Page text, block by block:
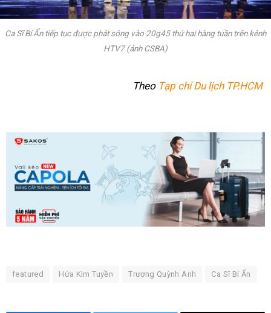
Ca Sĩ Bí Ẩn tiếp tục được phát sóng vào 20g45 thứ hai hàng tuần trên kênh
HTV7 (ảnh CSBA)
TheoTạp chí Du lịch TP.HCM
featured Hứa Kim Tuyền Trương Quỳnh Anh Ca Sĩ Bí Ấn